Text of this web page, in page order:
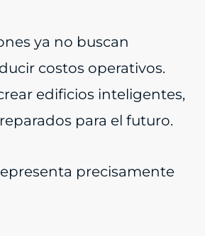
ya no buscan
costos operativos.
edificios inteligentes,
para el futuro.
precisamente